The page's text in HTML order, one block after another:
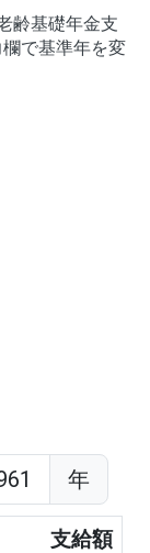
齢基礎年金支
で基準年を変
年
支給額